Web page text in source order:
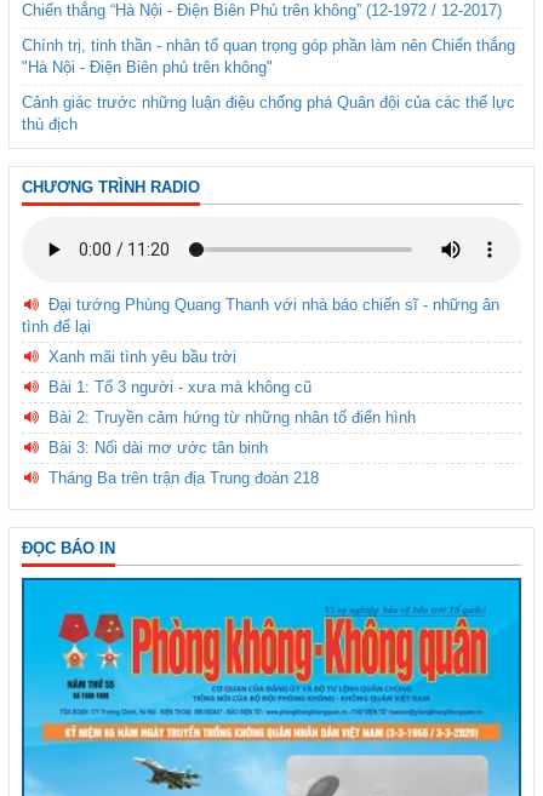
Chiến thắng “Hà Nội - Điện Biên Phủ trên không” (12-1972 / 12-2017)
Chính trị, tinh thần - nhân tố quan trọng góp phần làm nên Chiến thắng
"Hà Nội - Điện Biên phủ trên không"
Cảnh giác trước những luận điệu chống phá Quân đội của các thế lực
thù địch
CHƯƠNG TRÌNH RADIO
Đại tướng Phùng Quang Thanh với nhà báo chiến sĩ - những ân
tình để lại
Xanh mãi tình yêu bầu trời
Bài 1: Tổ 3 người - xưa mà không cũ
Bài 2: Truyền cảm hứng từ những nhân tố điển hình
Bài 3: Nối dài mơ ước tân binh
Tháng Ba trên trận địa Trung đoàn 218
ĐỌC BÁO IN